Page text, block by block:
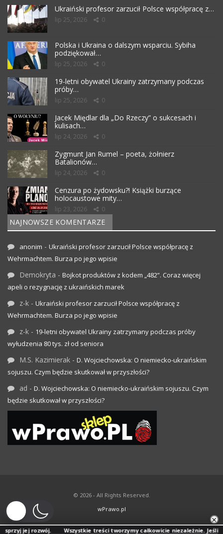
Ukraiński profesor zarzucił Polsce współpracę z…
lip 25, 2026 0
Polska i Ukraina o dalszym wsparciu. Sybiha
podziękował…
lip 25, 2026 0
19-letni obywatel Ukrainy zatrzymany podczas
próby…
lip 25, 2026 0
Jacek Międlar dla „Do Rzeczy” o sukcesach i
kulisach…
lip 24, 2026 0
Zygmunt Jan Rumel – poeta, żołnierz
Batalionów…
lip 24, 2026 0
Cenzura po żydowsku?! Książki burzące
holocaustowe mity…
lip 23, 2026 0
NAJNOWSZE KOMENTARZE
anonim - Ukraiński profesor zarzucił Polsce współpracę z
Wehrmachtem. Burza po jego wpisie
Demokryta - Bojkot produktów z kodem „482”. Coraz więcej
apeli o rezygnację z ukraińskich marek
z-k - Ukraiński profesor zarzucił Polsce współpracę z
Wehrmachtem. Burza po jego wpisie
z-k - 19-letni obywatel Ukrainy zatrzymany podczas próby
wyłudzenia 80 tys. zł od seniora
M.S. Kazimierak - D. Wojciechowska: O niemiecko-ukraińskim
sojuszu. Czym będzie skutkował w przyszłości?
ad - D. Wojciechowska: O niemiecko-ukraińskim sojuszu. Czym
będzie skutkował w przyszłości?
© 2026 - All Rights Reserved.
wPrawo.pl
×
rozwój. Wszystkie treści tworzymy całkowicie niezależnie. Jeśli